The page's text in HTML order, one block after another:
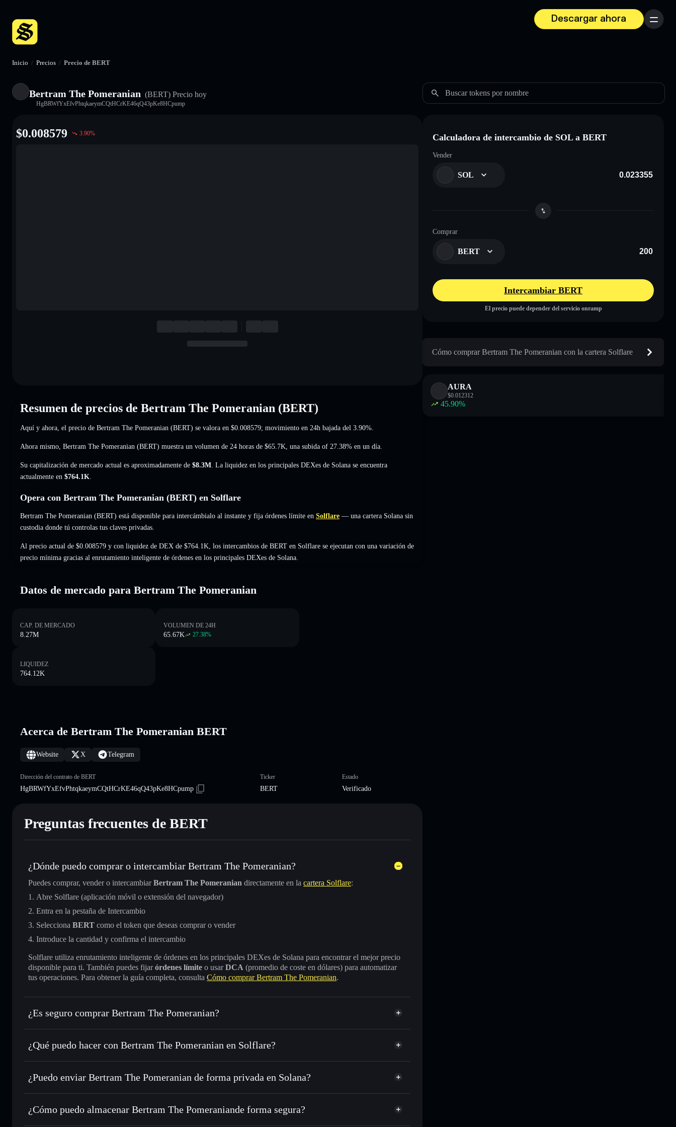
Descargar ahora
Menú
Inicio / Precios / Precio de BERT
Bertram The Pomeranian (BERT) Precio hoy
HgBRWfYxEfvPhtqkaeymCQtHCrKE46qQ43pKe8HCpump
Buscar tokens por nombre
$0.008579 3.90%
Resumen de precios de Bertram The Pomeranian (BERT)
Aquí y ahora, el precio de Bertram The Pomeranian (BERT) se valora en $0.008579; movimiento en 24h bajada del 3.90%
Ahora mismo, Bertram The Pomeranian (BERT) muestra un volumen de 24 horas de $65.7K una subida of 27.38% en un día.
Su capitalización de mercado actual es aproximadamente de $8.3M . La liquidez en los principales DEXes de Solana se encuentra
actualmente en $764.1K
Opera con Bertram The Pomeranian (BERT) en Solflare
Bertram The Pomeranian (BERT) está disponible para intercámbialo al instante y fija órdenes límite en Solflare — una cartera Solana sin
custodia donde tú controlas tus claves privadas.
Al precio actual de $0.008579 y con liquidez de DEX de $764.1K, los intercambios de BERT en Solflare se ejecutan con una variación de
precio mínima gracias al enrutamiento inteligente de órdenes en los principales DEXes de Solana.
Datos de mercado para Bertram The Pomeranian
CAP. DE MERCADO
8.27M
VOLUMEN DE 24H
65.67K 27.38%
LIQUIDEZ
764.12K
Acerca de Bertram The Pomeranian BERT
Website X Telegram
Dirección del contrato de BERT
HgBRWfYxEfvPhtqkaeymCQtHCrKE46qQ43pKe8HCpump
Ticker
BERT
Estado
Verificado
Preguntas frecuentes de BERT
¿Dónde puedo comprar o intercambiar Bertram The Pomeranian?
Puedes comprar, vender o intercambiarBertram The Pomeranian directamente en la cartera Solflare:
Abre Solflare (aplicación móvil o extensión del navegador)
Entra en la pestaña de Intercambio
Selecciona BERT como el token que deseas comprar o vender
Introduce la cantidad y confirma el intercambio
Solflare utiliza enrutamiento inteligente de órdenes en los principales DEXes de Solana para encontrar el mejor precio
disponible para ti. También puedes fijarórdenes límite o usarDCA (promedio de coste en dólares) para automatizar
tus operaciones. Para obtener la guía completa, consulta Cómo comprar Bertram The Pomeranian.
¿Es seguro comprar Bertram The Pomeranian?
Bertram The Pomeranian token verificado
¿Qué puedo hacer con Bertram The Pomeranian en Solflare?
Bertram The Pomeranian
cartera de Solflare
Intercambiar al instante: operar con BERT para SOL, USDC o miles de otros tokens de Solana con enrutamiento
Utilizar DCA: promedio de coste en dólares en BERT a lo largo del tiempo
¿Puedo enviar Bertram The Pomeranian de forma privada en Solana?
cartera de Solflare
agregador de privacidad
Bertram The Pomeranian
¿Cómo puedo almacenar Bertram The Pomeraniande forma segura?
Calculadora de intercambio de SOL a BERT
Vender
SOL
Comprar
BERT
Intercambiar BERT
El precio puede depender del servicio onramp
Cómo comprar Bertram The Pomeranian con la cartera Solflare
AURA
$0.012312
45.90%